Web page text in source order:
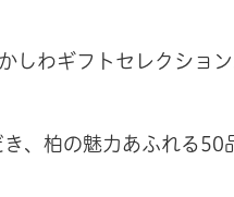
しわギフトセレクショ
、柏の魅力あふれる50